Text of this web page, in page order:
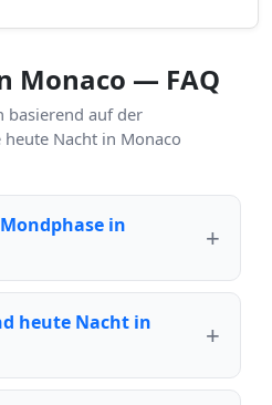
Monaco — FAQ
basierend auf der
Nacht in Monaco
in
heute Nacht in